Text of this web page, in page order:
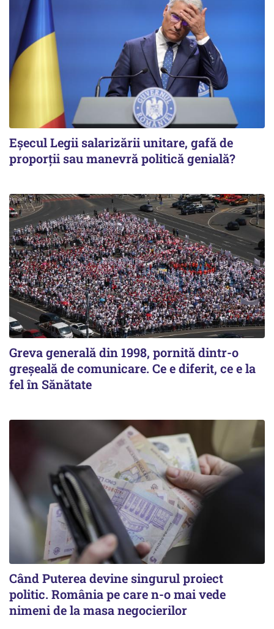
Eșecul Legii salarizării unitare, gafă de
proporții sau manevră politică genială?
Greva generală din 1998, pornită dintr-o
greșeală de comunicare. Ce e diferit, ce e la
fel în Sănătate
Când Puterea devine singurul proiect
politic. România pe care n-o mai vede
nimeni de la masa negocierilor